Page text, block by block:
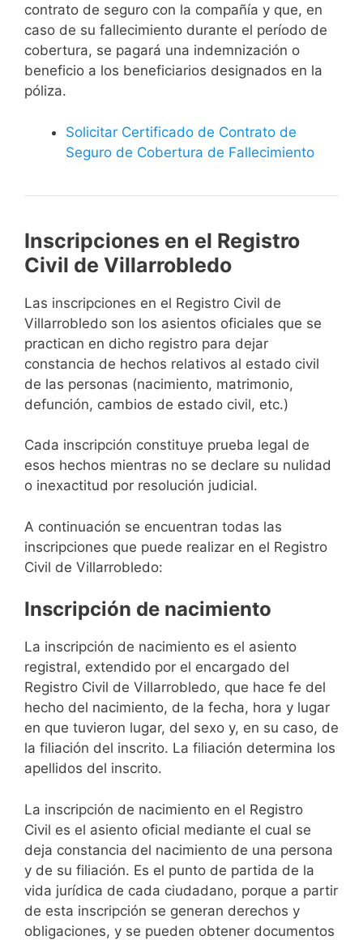
contrato de seguro con la compañía y que, en
caso de su fallecimiento durante el período de
cobertura, se pagará una indemnización o
beneficio a los beneficiarios designados en la
póliza.
Solicitar Certificado de Contrato de
Seguro de Cobertura de Fallecimiento
Inscripciones en el Registro
Civil de Villarrobledo
Las inscripciones en el Registro Civil de
Villarrobledo son los asientos oficiales que se
practican en dicho registro para dejar
constancia de hechos relativos al estado civil
de las personas (nacimiento, matrimonio,
defunción, cambios de estado civil, etc.)
Cada inscripción constituye prueba legal de
esos hechos mientras no se declare su nulidad
o inexactitud por resolución judicial.
A continuación se encuentran todas las
inscripciones que puede realizar en el Registro
Civil de Villarrobledo:
Inscripción de nacimiento
La inscripción de nacimiento es el asiento
registral, extendido por el encargado del
Registro Civil de Villarrobledo, que hace fe del
hecho del nacimiento, de la fecha, hora y lugar
en que tuvieron lugar, del sexo y, en su caso, de
la filiación del inscrito. La filiación determina los
apellidos del inscrito.
La inscripción de nacimiento en el Registro
Civil es el asiento oficial mediante el cual se
deja constancia del nacimiento de una persona
y de su filiación. Es el punto de partida de la
vida jurídica de cada ciudadano, porque a partir
de esta inscripción se generan derechos y
obligaciones, y se pueden obtener documentos